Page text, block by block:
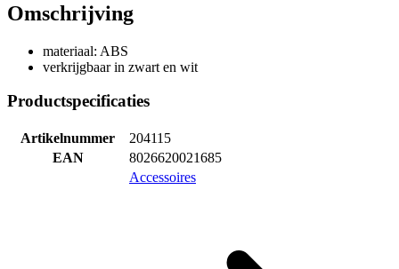
Omschrijving
materiaal: ABS
verkrijgbaar in zwart en wit
Productspecificaties
Artikelnummer
204115
EAN
8026620021685
Accessoires